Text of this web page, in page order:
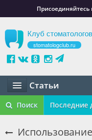
Присоединяйтесь
Клуб стоматологов
stomatologclub.ru
Статьи
Статьи
Поиск Последние